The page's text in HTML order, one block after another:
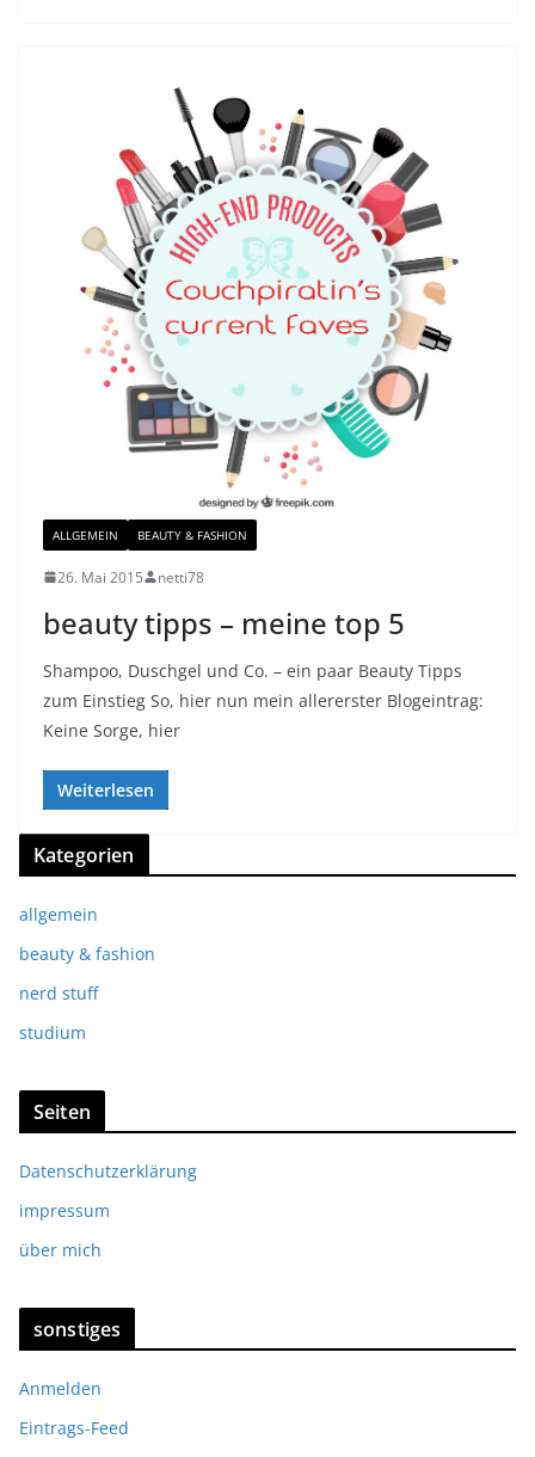
ALLGEMEIN BEAUTY & FASHION
26. Mai 2015 netti78
beauty tipps – meine top 5
Shampoo, Duschgel und Co. – ein paar Beauty Tipps
zum Einstieg So, hier nun mein allererster Blogeintrag:
Keine Sorge, hier
Weiterlesen
Kategorien
allgemein
beauty & fashion
nerd stuff
studium
Seiten
Datenschutzerklärung
impressum
über mich
sonstiges
Anmelden
Eintrags-Feed